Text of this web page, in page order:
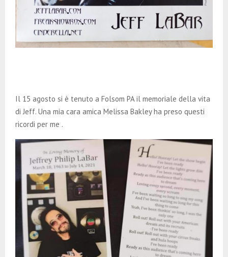
Il 15 agosto si è tenuto a Folsom PA il memoriale della vita
di Jeff. Una mia cara amica Melissa Bakley ha preso questi
ricordi per me .